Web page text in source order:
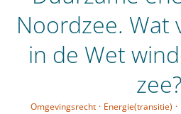
Noordzee. Wat
in de Wet
zee?
Omgevingsrecht · Energie(transitie) ·